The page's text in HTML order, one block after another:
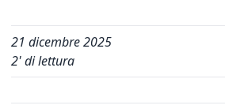
21 dicembre 2025
2' di lettura